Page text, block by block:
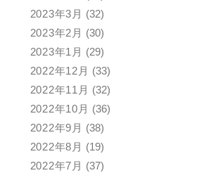
2023年3月 (32)
2023年2月 (30)
2023年1月 (29)
2022年12月 (33)
2022年11月 (32)
2022年10月 (36)
2022年9月 (38)
2022年8月 (19)
2022年7月 (37)